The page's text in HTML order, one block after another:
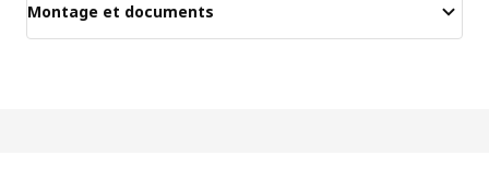
Montage et documents